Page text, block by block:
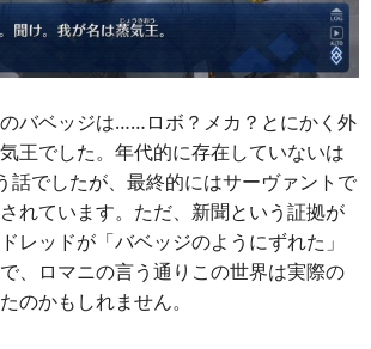
バベッジは……ロボ？メカ？とにかく外
王でした。年代的に存在していないは
でしたが、最終的にはサーヴァントで
れています。ただ、新聞という証拠が
レッドが「バベッジのようにずれた」
、ロマニの言う通りこの世界は実際の
のかもしれません。